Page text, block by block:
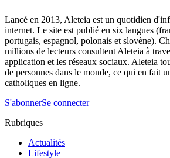
Lancé en 2013, Aleteia est un quotidien
internet. Le site est publié en six langues
portugais, espagnol, polonais et slovène).
millions de lecteurs consultent Aleteia à
application et les réseaux sociaux. Aleteia
de personnes dans le monde, ce qui en fait
catholiques en ligne.
S'abonnerSe connecter
Rubriques
Actualités
Lifestyle